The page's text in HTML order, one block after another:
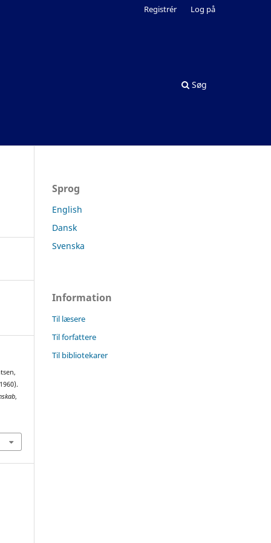
Søg
Registrér Log på
,
Sprog
English
Dansk
Svenska
Information
Til læsere
Til forfattere
Til bibliotekarer